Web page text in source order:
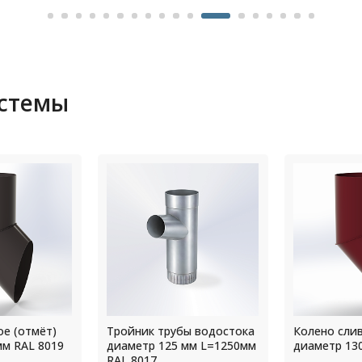
L=1250мм
Колено сливное (отмёт)
диаметр 130 мм RAL 3005
Крепление